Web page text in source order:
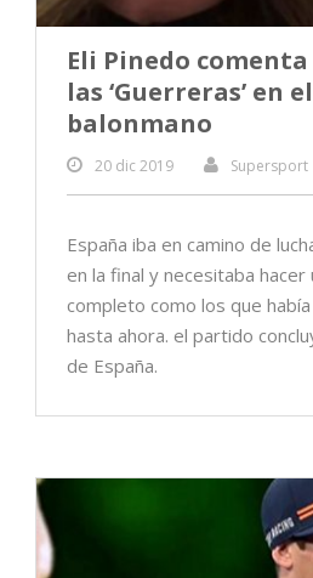
Eli Pinedo
las ‘Guerreras’ en
balonmano
20 dic 2019 Supersport
España iba en camino de
en la final y necesitaba
completo como los que
hasta ahora. el partido
de España.